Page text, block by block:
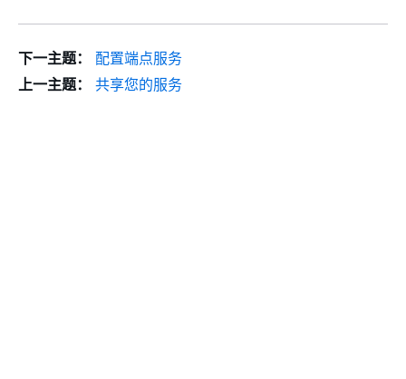
下一主题：
配置端点服务
上一主题：
共享您的服务